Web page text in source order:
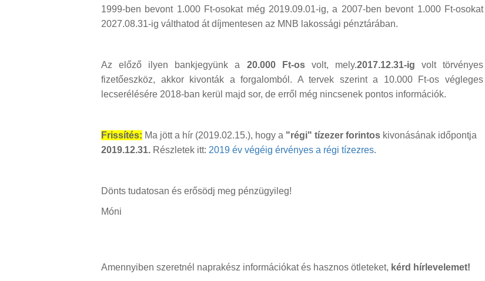
1999-ben bevont 1.000 Ft-osokat még 2019.09.01-ig, a 2007-ben bevont 1.000 Ft-osokat
2027.08.31-ig válthatod át díjmentesen az MNB lakossági pénztárában.
Az előző ilyen bankjegyünk a 20.000 Ft-osvolt, mely.2017.12.31-ig volt törvényes
fizetőeszköz, akkor kivonták a forgalomból. A tervek szerint a 10.000 Ft-os végleges
lecserélésére 2018-ban kerül majd sor, de erről még nincsenek pontos információk.
Frissítés: Ma jött a hír (2019.02.15.), hogy a "régi" tízezer forintos kivonásának időpontja
2019.12.31. Részletek itt: 2019 év végéig érvényes a régi tízezres.
Dönts tudatosan és erősödj meg pénzügyileg!
Móni
Amennyiben szeretnél naprakész információkat és hasznos ötleteket, kérd hírlevelemet!